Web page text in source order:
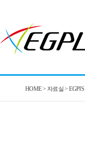
HOME > 자료실 > EGPIS